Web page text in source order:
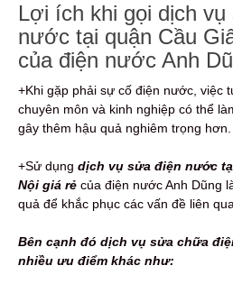
Lợi ích khi gọi dịch
nước tại quận Cầu
của điện nước Anh
+Khi gặp phải sự cố điện nước, việc
chuyên môn và kinh nghiệp có thể
gây thêm hậu quả nghiêm trọng hơn.
+Sử dụng dịch vụ sửa điện nước
Nội giá rẻ của điện nước Anh Dũng
quả để khắc phục các vấn đề liên
Bên cạnh đó dịch vụ sửa chữa
nhiều ưu điểm khác như: